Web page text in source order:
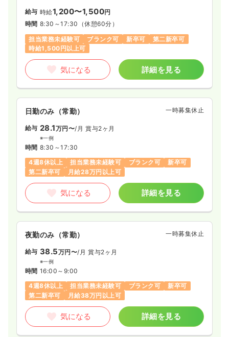
給与 時給1,200〜1,500円
時間 8:30～17:30 （休憩60分）
担当業務未経験可
ブランク可 新卒可
第二新卒可
時給1,500円以上可
気になる 詳細を見る
日勤のみ（常勤） 一時募集休止
給与 28.1万円〜/月 賞与2ヶ月
※一例
時間 8:30～17:30
4週8休以上
担当業務未経験可 ブランク可
新卒可
第二新卒可
月給28万円以上可
気になる 詳細を見る
夜勤のみ（常勤） 一時募集休止
給与 38.5万円〜/月 賞与2ヶ月
※一例
時間 16:00～9:00
4週8休以上
担当業務未経験可 ブランク可
新卒可
第二新卒可
月給38万円以上可
気になる 詳細を見る